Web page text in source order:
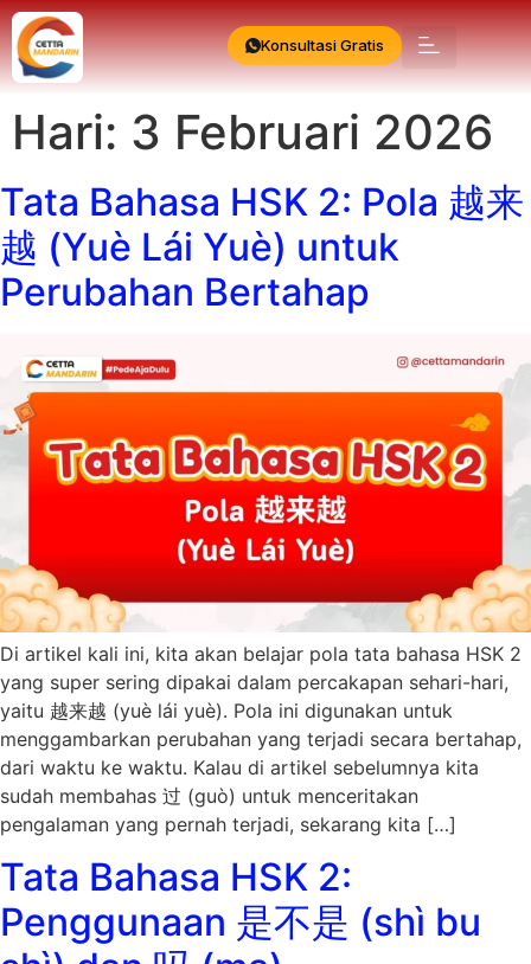
Konsultasi Gratis
Hari: 3 Februari 2026
Tata Bahasa HSK 2: Pola 越来
越 (Yuè Lái Yuè) untuk
Perubahan Bertahap
Di artikel kali ini, kita akan belajar pola tata bahasa HSK 2
yang super sering dipakai dalam percakapan sehari-hari,
yaitu 越来越 (yuè lái yuè). Pola ini digunakan untuk
menggambarkan perubahan yang terjadi secara bertahap,
dari waktu ke waktu. Kalau di artikel sebelumnya kita
sudah membahas 过 (guò) untuk menceritakan
pengalaman yang pernah terjadi, sekarang kita […]
Tata Bahasa HSK 2:
Penggunaan 是不是 (shì bu